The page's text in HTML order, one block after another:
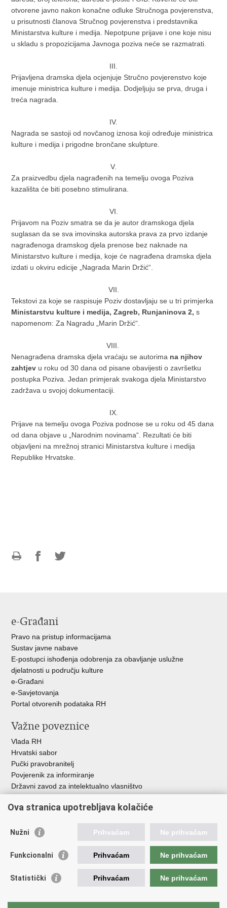
otvorene javno nakon konačne odluke Stručnoga povjerenstva,
u prisutnosti članova Stručnog povjerenstva i predstavnika
Ministarstva kulture i medija. Nepotpune prijave i one koje nisu
u skladu s propozicijama Javnoga poziva neće se razmatrati.
III.
Prijavljena dramska djela ocjenjuje Stručno povjerenstvo koje
imenuje ministrica kulture i medija. Dodjeljuju se prva, druga i
treća nagrada.
IV.
Nagrada se sastoji od novčanog iznosa koji određuje ministrica
kulture i medija i prigodne brončane skulpture.
V.
Za praizvedbu djela nagrađenih na temelju ovoga Poziva
kazališta će biti posebno stimulirana.
VI.
Prijavom na Poziv smatra se da je autor dramskoga djela
suglasan da se sva imovinska autorska prava za prvo izdanje
nagrađenoga dramskog djela prenose bez naknade na
Ministarstvo kulture i medija, koje će nagrađena dramska djela
izdati u okviru edicije „Nagrada Marin Držić“.
VII.
Tekstovi za koje se raspisuje Poziv dostavljaju se u tri primjerka
Ministarstvu kulture i medija, Zagreb, Runjaninova 2,s
napomenom: Za Nagradu „Marin Držić“.
VIII.
Nenagrađena dramska djela vraćaju se autorima na njihov
zahtjev u roku od 30 dana od pisane obavijesti o završetku
postupka Poziva. Jedan primjerak svakoga djela Ministarstvo
zadržava u svojoj dokumentaciji.
IX.
Prijave na temelju ovoga Poziva podnose se u roku od 45 dana
od dana objave u „Narodnim novinama“. Rezultati će biti
objavljeni na mrežnoj stranici Ministarstva kulture i medija
Republike Hrvatske.
e-Građani
Pravo na pristup informacijama
Sustav javne nabave
E-postupci ishođenja odobrenja za obavljanje uslužne
djelatnosti u području kulture
e-Građani
e-Savjetovanja
Portal otvorenih podataka RH
Važne poveznice
Vlada RH
Hrvatski sabor
Pučki pravobranitelj
Povjerenik za informiranje
Državni zavod za intelektualno vlasništvo
HAKOM
Ostale poveznice
Hrvatski audiovizualni centar
Creative Europe
EU National Institutes for Culture
Ova stranica upotrebljava kolačiće
Nužni Prihvaćam Ne prihvaćam
Funkcionalni Prihvaćam Ne prihvaćam
Statistički Prihvaćam Ne prihvaćam